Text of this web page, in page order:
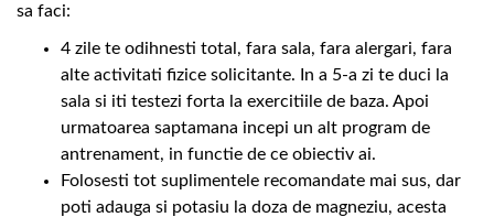
sa faci:
4 zile te odihnesti total, fara sala, fara alergari, fara
alte activitati fizice solicitante. In a 5-a zi te duci la
sala si iti testezi forta la exercitiile de baza. Apoi
urmatoarea saptamana incepi un alt program de
antrenament, in functie de ce obiectiv ai.
Folosesti tot suplimentele recomandate mai sus, dar
poti adauga si potasiu la doza de magneziu, acesta